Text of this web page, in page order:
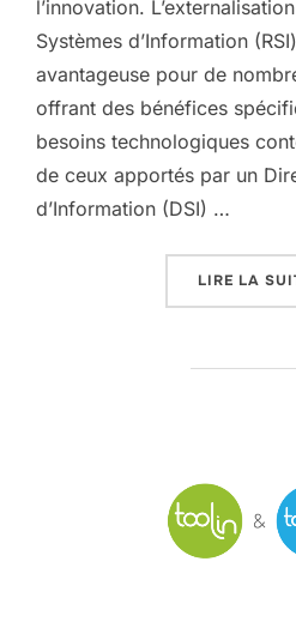
l’innovation.
Systèmes d’Information
avantageuse pour de
offrant des bénéfices
besoins technologiques
de ceux apportés par un
d’Information (DSI) …
LIRE LA